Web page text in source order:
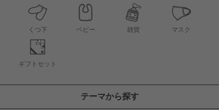
くつ下 ベビー 雑貨 マスク
ギフトセット
テーマから探す